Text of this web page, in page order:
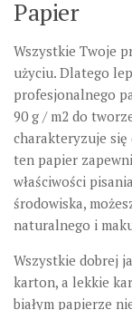
Papier
Wszystkie Twoje
użyciu. Dlatego
profesjonalnego
90 g / m2 do
charakteryzuje się
​​ten papier
właściwości
środowiska,
naturalnego i
Wszystkie dobrej
karton, a lekkie
białym papierze